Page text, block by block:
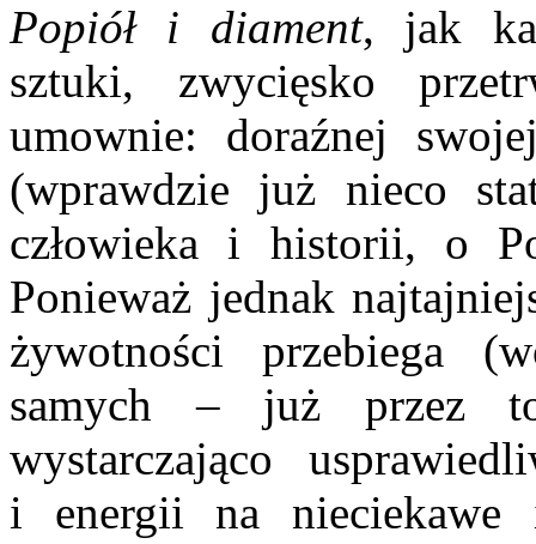
Popiół i diament, jak
sztuki, zwycięsko
umownie: doraźnej
(wprawdzie już nieco
człowieka i historii, o
Ponieważ jednak
żywotności przebiega
samych – już przez
wystarczająco
i energii na nieciekawe